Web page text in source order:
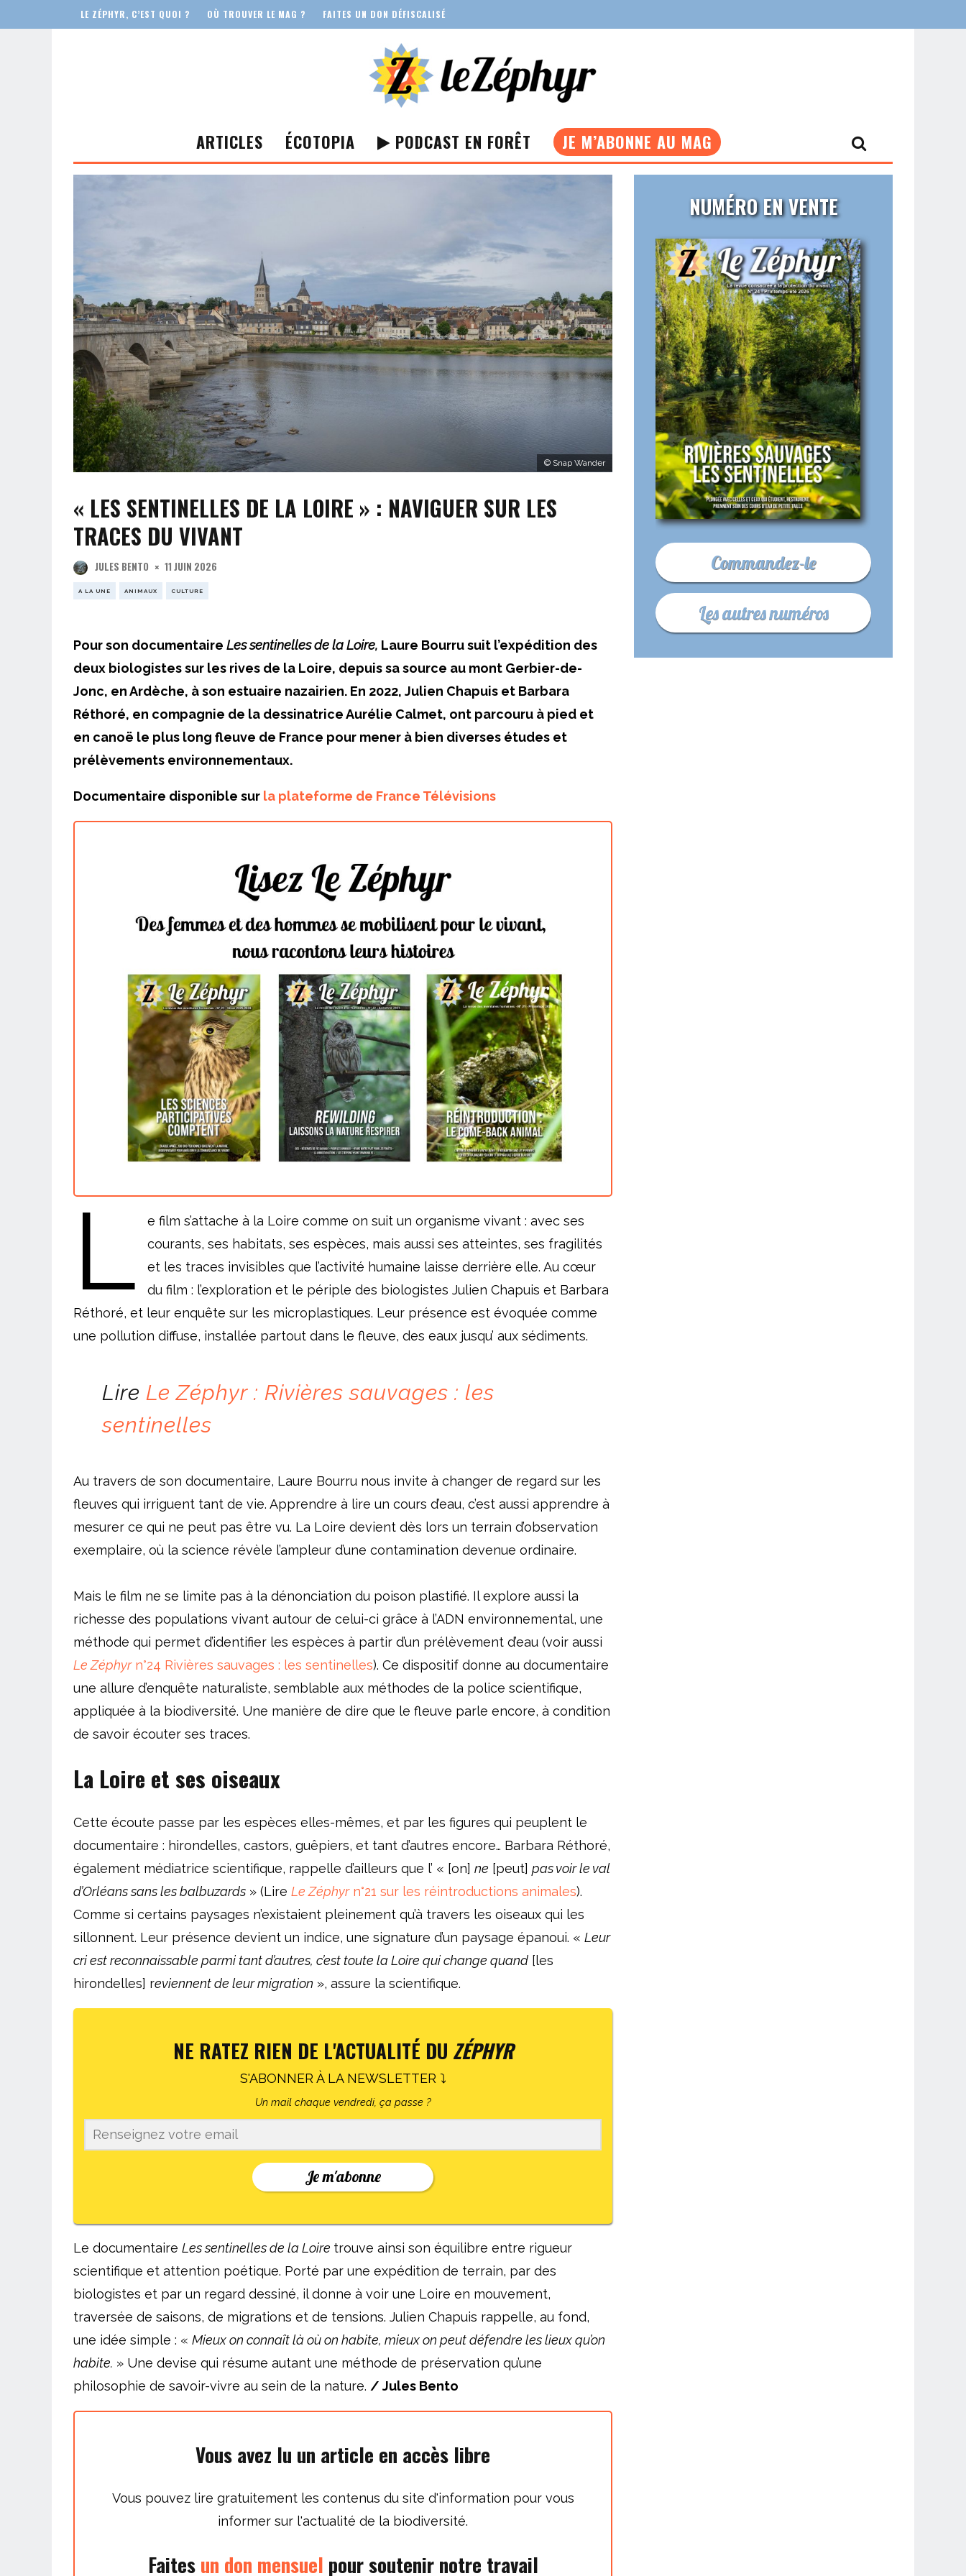
LE ZÉPHYR, C’EST QUOI ? OÙ TROUVER LE MAG ? FAITES UN DON DÉFISCALISÉ
ARTICLES ÉCOTOPIA PODCAST EN FORÊT JE M’ABONNE AU MAG
© Snap Wander
« LES SENTINELLES DE LA LOIRE » : NAVIGUER SUR LES
TRACES DU VIVANT
JULES BENTO 11 JUIN 2026
A LA UNE ANIMAUX CULTURE
Pour son documentaire Les sentinelles de la Loire, Laure Bourru suit l’expédition des
deux biologistes sur les rives de la Loire, depuis sa source au mont Gerbier-de-
Jonc, en Ardèche, à son estuaire nazairien. En 2022, Julien Chapuis et Barbara
Réthoré, en compagnie de la dessinatrice Aurélie Calmet, ont parcouru à pied et
en canoë le plus long fleuve de France pour mener à bien diverses études et
prélèvements environnementaux.
Documentaire disponible sur la plateforme de France Télévisions
L
e film s’attache à la Loire comme on suit un organisme vivant : avec ses
courants, ses habitats, ses espèces, mais aussi ses atteintes, ses fragilités
et les traces invisibles que l’activité humaine laisse derrière elle. Au cœur
du film : l’exploration et le périple des biologistes Julien Chapuis et Barbara
Réthoré, et leur enquête sur les microplastiques. Leur présence est évoquée comme
une pollution diffuse, installée partout dans le fleuve, des eaux jusqu’ aux sédiments.
Lire Le Zéphyr : Rivières sauvages : les
sentinelles
Au travers de son documentaire, Laure Bourru nous invite à changer de regard sur les
fleuves qui irriguent tant de vie. Apprendre à lire un cours d’eau, c’est aussi apprendre à
mesurer ce qui ne peut pas être vu. La Loire devient dès lors un terrain d’observation
exemplaire, où la science révèle l’ampleur d’une contamination devenue ordinaire.
Mais le film ne se limite pas à la dénonciation du poison plastifié. Il explore aussi la
richesse des populations vivant autour de celui-ci grâce à l’ADN environnemental, une
méthode qui permet d’identifier les espèces à partir d’un prélèvement d’eau (voir aussi
Le Zéphyrn°24 Rivières sauvages : les sentinelles). Ce dispositif donne au documentaire
une allure d’enquête naturaliste, semblable aux méthodes de la police scientifique,
appliquée à la biodiversité. Une manière de dire que le fleuve parle encore, à condition
de savoir écouter ses traces.
La Loire et ses oiseaux
Cette écoute passe par les espèces elles-mêmes, et par les figures qui peuplent le
documentaire : hirondelles, castors, guêpiers, et tant d’autres encore… Barbara Réthoré,
également médiatrice scientifique, rappelle d’ailleurs que l’ « [on] ne [peut] pas voir le val
d’Orléans sans les balbuzards » (Lire Le Zéphyrn°21 sur les réintroductions animales).
Comme si certains paysages n’existaient pleinement qu’à travers les oiseaux qui les
sillonnent. Leur présence devient un indice, une signature d’un paysage épanoui. « Leur
cri est reconnaissable parmi tant d’autres, c’est toute la Loire qui change quand [les
hirondelles] reviennent de leur migration », assure la scientifique.
NE RATEZ RIEN DE L'ACTUALITÉ DU ZÉPHYR
S'ABONNER À LA NEWSLETTER ⤵
Un mail chaque vendredi, ça passe ?
Je m'abonne
Le documentaire Les sentinelles de la Loire trouve ainsi son équilibre entre rigueur
scientifique et attention poétique. Porté par une expédition de terrain, par des
biologistes et par un regard dessiné, il donne à voir une Loire en mouvement,
traversée de saisons, de migrations et de tensions. Julien Chapuis rappelle, au fond,
une idée simple : « Mieux on connaît là où on habite, mieux on peut défendre les lieux qu’on
habite. » Une devise qui résume autant une méthode de préservation qu’une
philosophie de savoir-vivre au sein de la nature. / Jules Bento
Vous avez lu un article en accès libre
Vous pouvez lire gratuitement les contenus du site d'information pour vous
informer sur l'actualité de la biodiversité.
Faites un don mensuel pour soutenir notre travail
NUMÉRO EN VENTE
Commandez-le
Les autres numéros